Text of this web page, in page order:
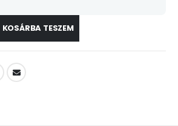
KOSÁRBA TESZEM